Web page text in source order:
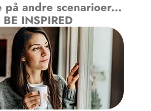
på andre scenarioer...
BE INSPIRED